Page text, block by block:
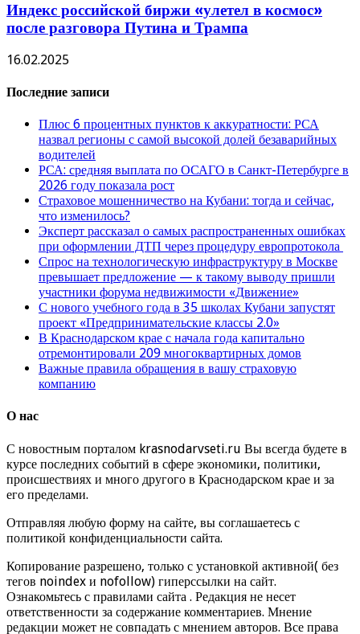
Индекс российской биржи «улетел в космос»
после разговора Путина и Трампа
16.02.2025
Последние записи
Плюс 6 процентных пунктов к аккуратности: РСА
назвал регионы с самой высокой долей безаварийных
водителей
РСА: средняя выплата по ОСАГО в Санкт-Петербурге в
2026 году показала рост
Страховое мошенничество на Кубани: тогда и сейчас,
что изменилось?
Эксперт рассказал о самых распространенных ошибках
при оформлении ДТП через процедуру европротокола
Спрос на технологическую инфраструктуру в Москве
превышает предложение — к такому выводу пришли
участники форума недвижимости «Движение»
С нового учебного года в 35 школах Кубани запустят
проект «Предпринимательские классы 2.0»
В Краснодарском крае с начала года капитально
отремонтировали 209 многоквартирных домов
Важные правила обращения в вашу страховую
компанию
О нас
С новостным порталом krasnodarvseti.ru Вы всегда будете в
курсе последних событий в сфере экономики, политики,
происшествиях и много другого в Краснодарском крае и за
его пределами.
Отправляя любую форму на сайте, вы соглашаетесь с
политикой конфиденциальности сайта.
Копирование разрешено, только с установкой активной( без
тегов noindex и nofollow) гиперссылки на сайт.
Ознакомьтесь с правилами сайта . Редакция не несет
ответственности за содержание комментариев. Мнение
редакции может не совпадать с мнением авторов. Все права